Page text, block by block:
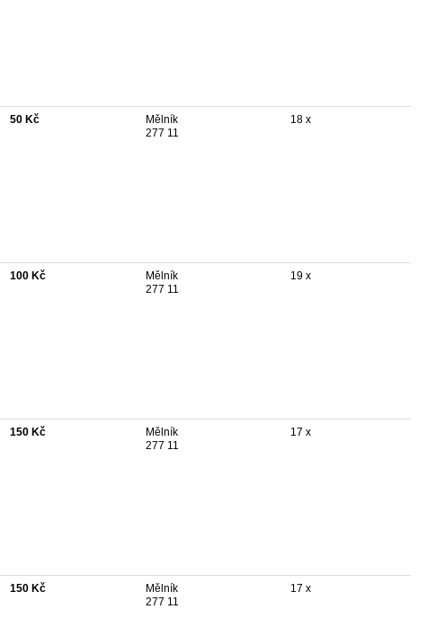
50 Kč
Mělník
277 11
18 x
100 Kč
Mělník
277 11
19 x
150 Kč
Mělník
277 11
17 x
150 Kč
Mělník
277 11
17 x